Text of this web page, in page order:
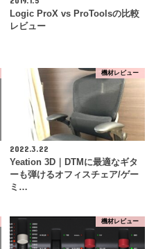
Logic ProX vs ProToolsの比較
レビュー
機材レビュー
2022.3.22
Yeation 3D｜DTMに最適なギタ
ーも弾けるオフィスチェア/ゲー
ミ…
機材レビュー